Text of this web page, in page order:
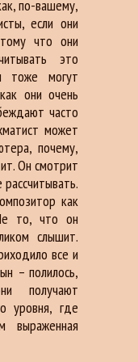
по-вашему,
если они
что они
это
тоже могут
они очень
часто
может
почему,
Он смотрит
как
то, что он
слышит.
все и
– полилось,
получают
уровня, где